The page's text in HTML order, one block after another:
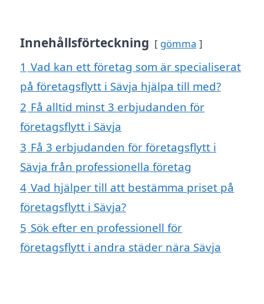
Innehållsförteckning gömma
1 Vad kan ett företag som är specialiserat
på företagsflytt i Sävja hjälpa till med?
2 Få alltid minst 3 erbjudanden för
företagsflytt i Sävja
3 Få 3 erbjudanden för företagsflytt i
Sävja från professionella företag
4 Vad hjälper till att bestämma priset på
företagsflytt i Sävja?
5 Sök efter en professionell för
företagsflytt i andra städer nära Sävja